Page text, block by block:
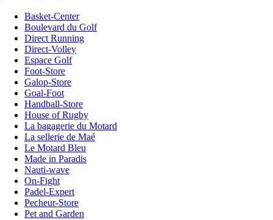
Basket-Center
Boulevard du Golf
Direct Running
Direct-Volley
Espace Golf
Foot-Store
Galop-Store
Goal-Foot
Handball-Store
House of Rugby
La bagagerie du Motard
La sellerie de Maé
Le Motard Bleu
Made in Paradis
Nauti-wave
On-Fight
Padel-Expert
Pecheur-Store
Pet and Garden